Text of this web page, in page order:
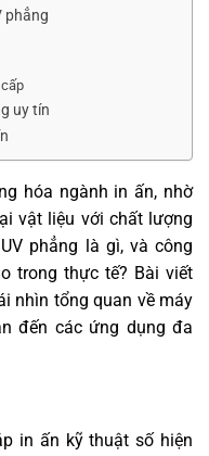
phẳng
uy tín
hóa ngành in ấn, nhờ
vật liệu với chất lượng
phẳng là gì, và công
trong thực tế? Bài viết
nhìn tổng quan về máy
đến các ứng dụng đa
in ấn kỹ thuật số hiện